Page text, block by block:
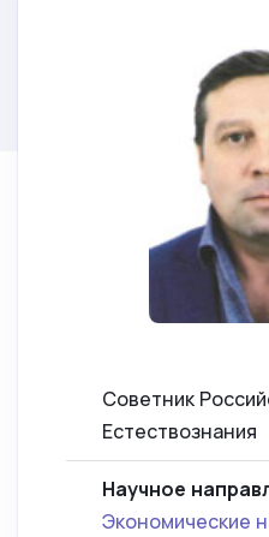
Советник
Естествознания
Научное
Экономические